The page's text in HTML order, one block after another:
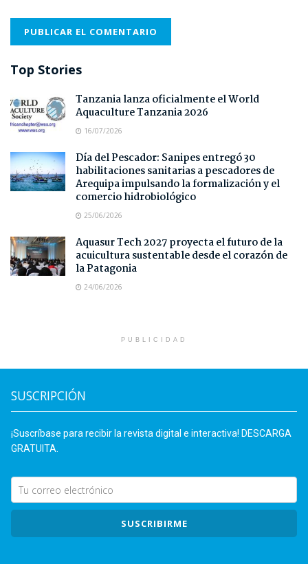
Top Stories
Tanzania lanza oficialmente el World
Aquaculture Tanzania 2026
16/07/2026
Día del Pescador: Sanipes entregó 30
habilitaciones sanitarias a pescadores de
Arequipa impulsando la formalización y el
comercio hidrobiológico
25/06/2026
Aquasur Tech 2027 proyecta el futuro de la
acuicultura sustentable desde el corazón de
la Patagonia
24/06/2026
PUBLICIDAD
SUSCRIPCIÓN
¡Suscríbase para recibir la revista digital e interactiva! DESCARGA
GRATUITA.
SUSCRIBIRME